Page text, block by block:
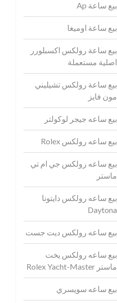
بيع ساعة Ap
بيع ساعة اوميغا
بيع ساعة رولكس اكسبلورر
اصلية مستعملة
بيع ساعة رولكس تشيليني
مون فايز
بيع ساعه جيجر لوكولتر
بيع ساعه رولكس Rolex
بيع ساعه رولكس جي ام تي
ماستر
بيع ساعه رولكس دايتونا
Daytona
بيع ساعه رولكس ديت جست
بيع ساعه رولكس يخت
ماستر Rolex Yacht-Master
بيع ساعه سويسري